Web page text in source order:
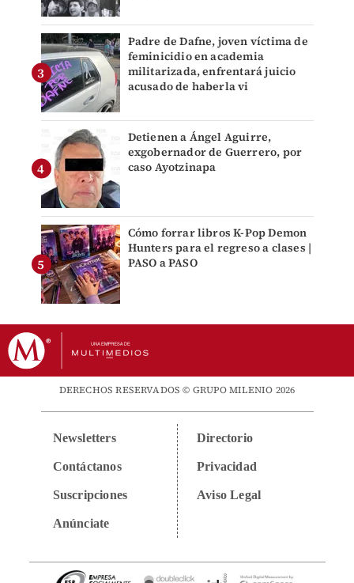
Padre de Dafne, joven víctima de
feminicidio en academia
militarizada, enfrentará juicio
acusado de haberla vi
Detienen a Ángel Aguirre,
exgobernador de Guerrero, por
caso Ayotzinapa
Cómo forrar libros K-Pop Demon
Hunters para el regreso a clases |
PASO a PASO
DERECHOS RESERVADOS © GRUPO MILENIO 2026
Newsletters
Contáctanos
Suscripciones
Anúnciate
Directorio
Privacidad
Aviso Legal